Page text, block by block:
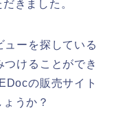
きました。
ーを探している
けることができ
の販売サイト
うか？